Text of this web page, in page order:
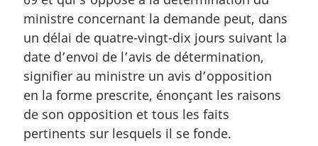
a
g
i
n
a
e
:
ministre concernant la demande peut, dans
un délai de quatre-vingt-dix jours suivant la
date d’envoi de l’avis de détermination,
signifier au ministre un avis d’opposition
en la forme prescrite, énonçant les raisons
de son opposition et tous les faits
pertinents sur lesquels il se fonde.